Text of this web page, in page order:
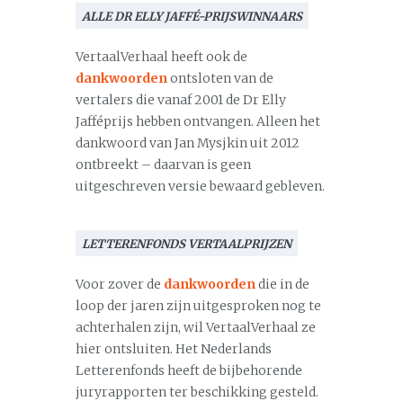
ALLE DR ELLY JAFFÉ-PRIJSWINNAARS
VertaalVerhaal heeft ook de
dankwoordenontsloten van de
vertalers die vanaf 2001 de Dr Elly
Jafféprijs hebben ontvangen. Alleen het
dankwoord van Jan Mysjkin uit 2012
ontbreekt – daarvan is geen
uitgeschreven versie bewaard gebleven.
LETTERENFONDS VERTAALPRIJZEN
Voor zover de dankwoordendie in de
loop der jaren zijn uitgesproken nog te
achterhalen zijn, wil VertaalVerhaal ze
hier ontsluiten. Het Nederlands
Letterenfonds heeft de bijbehorende
juryrapporten ter beschikking gesteld.